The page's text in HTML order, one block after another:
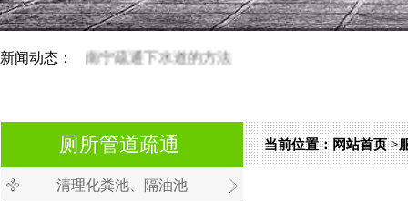
新闻动态： 南宁疏通下水道的方法
南宁管道疏通技巧多 掌握方法尤为
当前位置：网站首页>
厕所管道疏通
清理化粪池、隔油池